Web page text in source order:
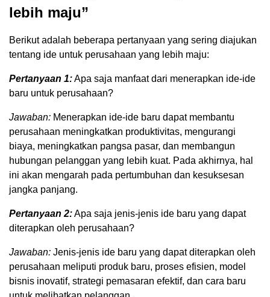
lebih maju”
Berikut adalah beberapa pertanyaan yang sering diajukan
tentang ide untuk perusahaan yang lebih maju:
Pertanyaan 1:Apa saja manfaat dari menerapkan ide-ide
baru untuk perusahaan?
Jawaban: Menerapkan ide-ide baru dapat membantu
perusahaan meningkatkan produktivitas, mengurangi
biaya, meningkatkan pangsa pasar, dan membangun
hubungan pelanggan yang lebih kuat. Pada akhirnya, hal
ini akan mengarah pada pertumbuhan dan kesuksesan
jangka panjang.
Pertanyaan 2:Apa saja jenis-jenis ide baru yang dapat
diterapkan oleh perusahaan?
Jawaban: Jenis-jenis ide baru yang dapat diterapkan oleh
perusahaan meliputi produk baru, proses efisien, model
bisnis inovatif, strategi pemasaran efektif, dan cara baru